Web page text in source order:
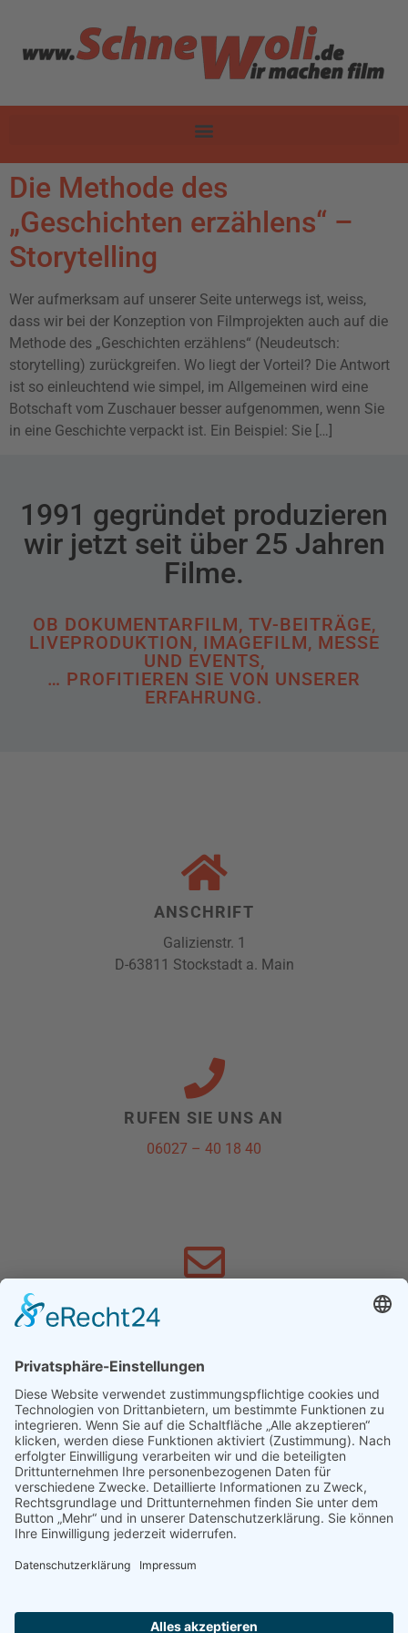
Die Methode des
„Geschichten erzählens“ –
Storytelling
Wer aufmerksam auf unserer Seite unterwegs ist, weiss,
dass wir bei der Konzeption von Filmprojekten auch auf die
Methode des „Geschichten erzählens“ (Neudeutsch:
storytelling) zurückgreifen. Wo liegt der Vorteil? Die Antwort
ist so einleuchtend wie simpel, im Allgemeinen wird eine
Botschaft vom Zuschauer besser aufgenommen, wenn Sie
in eine Geschichte verpackt ist. Ein Beispiel: Sie […]
1991 gegründet produzieren
wir jetzt seit über 25 Jahren
Filme.
OB DOKUMENTARFILM, TV-BEITRÄGE,
LIVEPRODUKTION, IMAGEFILM, MESSE
UND EVENTS,
… PROFITIEREN SIE VON UNSERER
ERFAHRUNG.
ANSCHRIFT
Galizienstr. 1
D-63811 Stockstadt a. Main
RUFEN SIE UNS AN
06027 – 40 18 40
SCHREIBEN SIE UNS
FACEBOOK
Hier geht´s zu Facebook »